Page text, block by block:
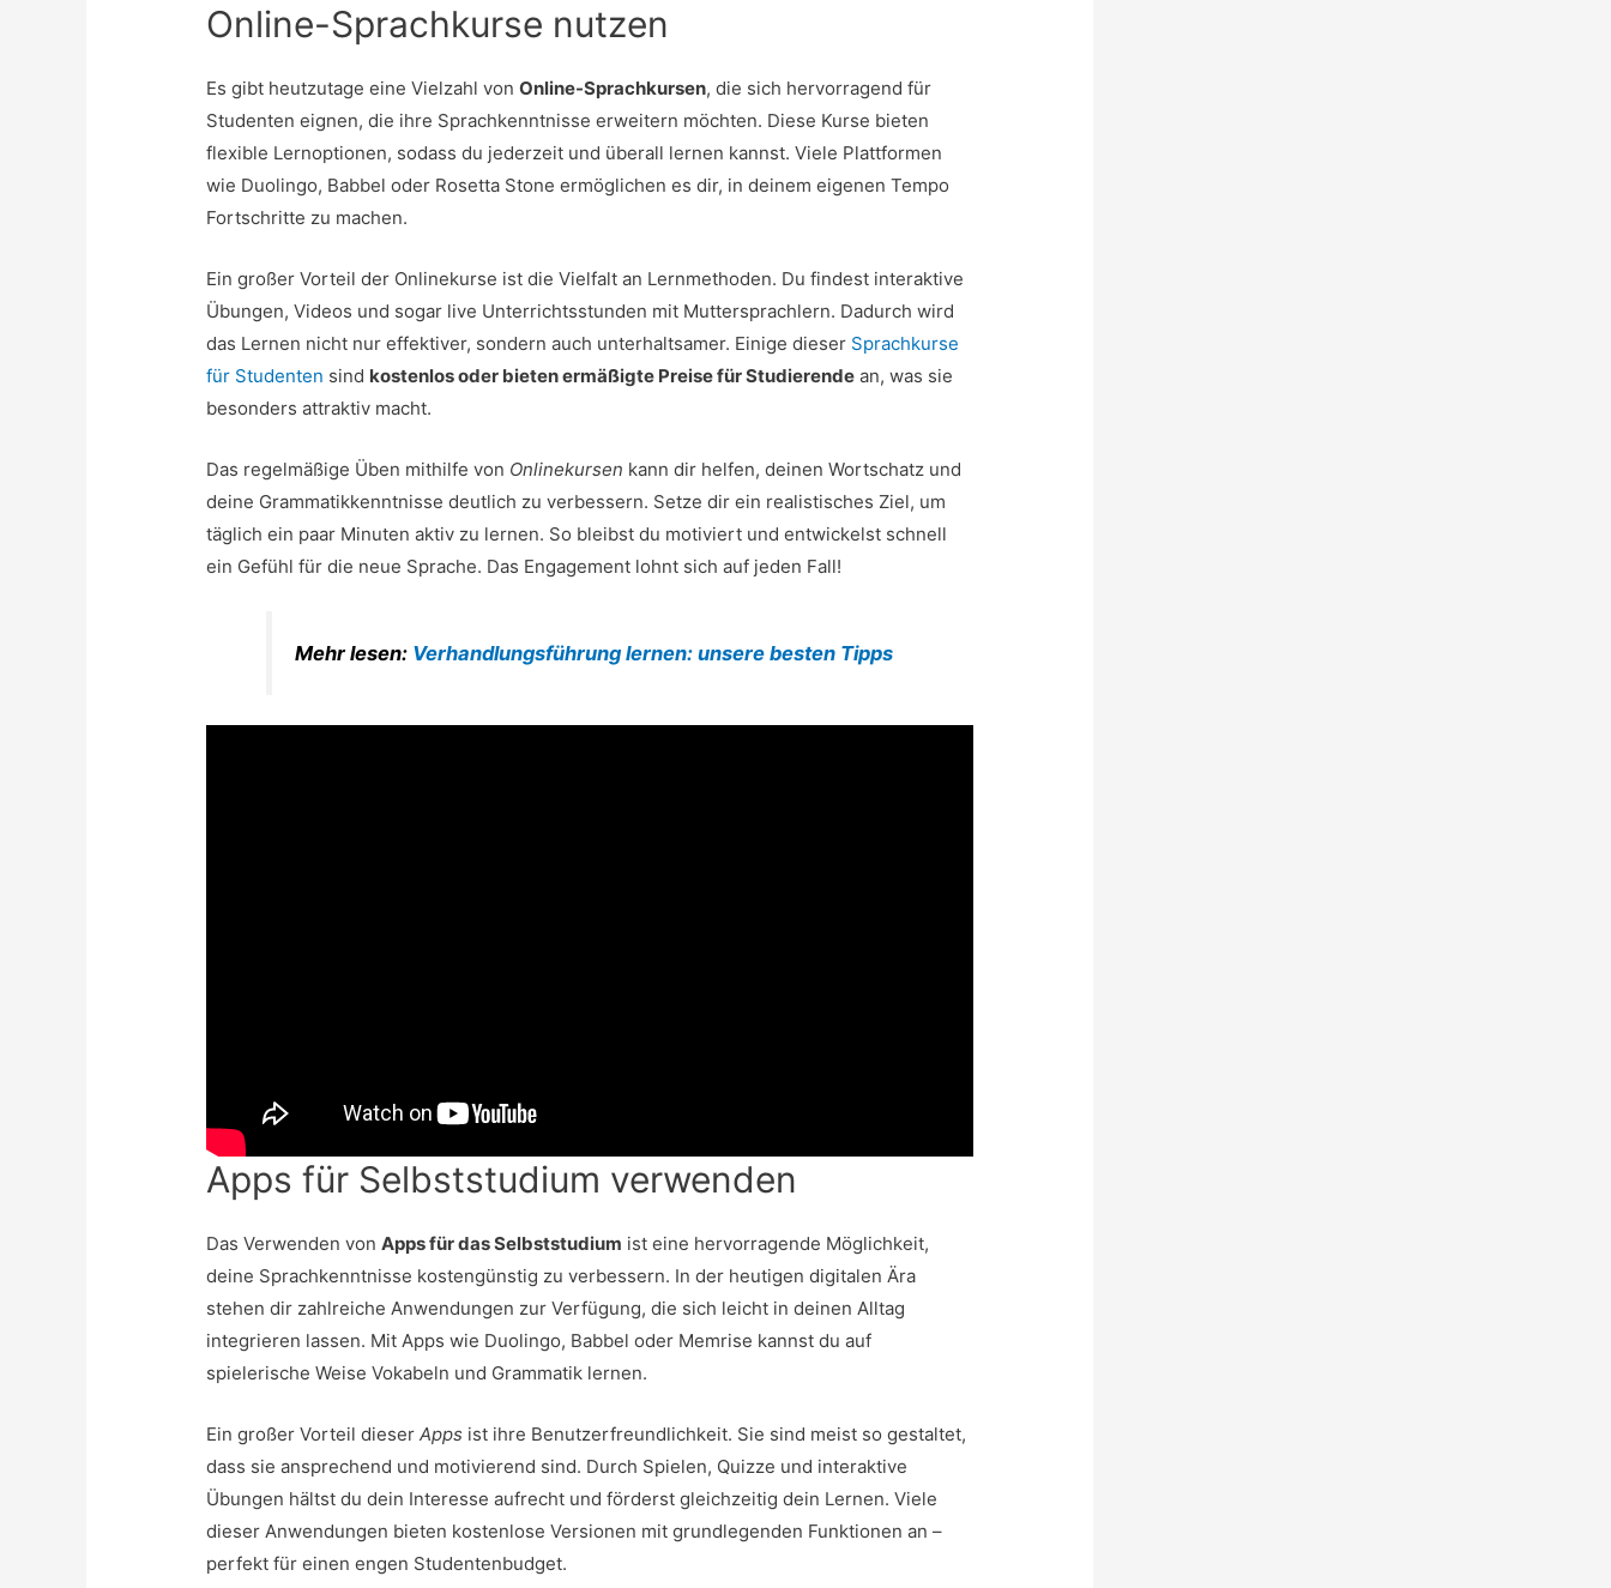
Online-Sprachkurse nutzen
Es gibt heutzutage eine Vielzahl vonOnline-Sprachkursen, die sich hervorragend für
Studenten eignen, die ihre Sprachkenntnisse erweitern möchten. Diese Kurse bieten
flexible Lernoptionen, sodass du jederzeit und überall lernen kannst. Viele Plattformen
wie Duolingo, Babbel oder Rosetta Stone ermöglichen es dir, in deinem eigenen Tempo
Fortschritte zu machen.
Ein großer Vorteil der Onlinekurse ist die Vielfalt an Lernmethoden. Du findest interaktive
Übungen, Videos und sogar live Unterrichtsstunden mit Muttersprachlern. Dadurch wird
das Lernen nicht nur effektiver, sondern auch unterhaltsamer. Einige dieser Sprachkurse
für Studenten sind kostenlos oder bieten ermäßigte Preise für Studierende an, was sie
besonders attraktiv macht.
Das regelmäßige Üben mithilfe von Onlinekursen kann dir helfen, deinen Wortschatz und
deine Grammatikkenntnisse deutlich zu verbessern. Setze dir ein realistisches Ziel, um
täglich ein paar Minuten aktiv zu lernen. So bleibst du motiviert und entwickelst schnell
ein Gefühl für die neue Sprache. Das Engagement lohnt sich auf jeden Fall!
Mehr lesen: Verhandlungsführung lernen: unsere besten Tipps
Apps für Selbststudium verwenden
Das Verwenden vonApps für das Selbststudium ist eine hervorragende Möglichkeit,
deine Sprachkenntnisse kostengünstig zu verbessern. In der heutigen digitalen Ära
stehen dir zahlreiche Anwendungen zur Verfügung, die sich leicht in deinen Alltag
integrieren lassen. Mit Apps wie Duolingo, Babbel oder Memrise kannst du auf
spielerische Weise Vokabeln und Grammatik lernen.
Ein großer Vorteil dieserApps ist ihre Benutzerfreundlichkeit. Sie sind meist so gestaltet,
dass sie ansprechend und motivierend sind. Durch Spielen, Quizze und interaktive
Übungen hältst du dein Interesse aufrecht und förderst gleichzeitig dein Lernen. Viele
dieser Anwendungen bieten kostenlose Versionen mit grundlegenden Funktionen an –
perfekt für einen engen Studentenbudget.